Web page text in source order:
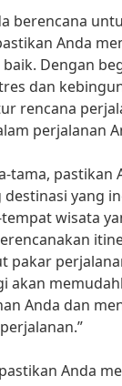
berencana
Anda
Dengan
dan
rencana
perjalanan
tama, pastikan
yang
wisata
pakar
akan
Anda dan
Anda